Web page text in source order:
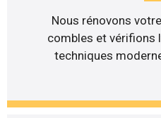
Nous rénovons
combles et vérifions
techniques